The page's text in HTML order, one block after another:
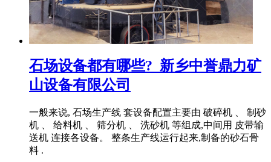
石场设备都有哪些?_新乡中誉鼎力矿
山设备有限公司
一般来说, 石场生产线 套设备配置主要由 破碎机 、 制砂
机 、 给料机 、 筛分机 、 洗砂机 等组成,中间用 皮带输
送机 连接各设备。 整条生产线运行起来,制备的砂石骨
料 .